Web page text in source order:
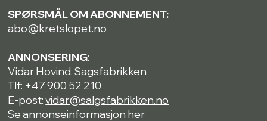
SPØRSMÅL OM ABONNEMENT:
abo@kretslopet.no
ANNONSERING:
Vidar Hovind, Sagsfabrikken
Tlf: +47 900 52 210
E-post:vidar@salgsfabrikken.no
Se annonseinformasjon her